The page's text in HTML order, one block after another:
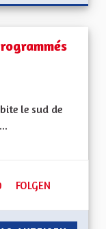
le sud de
50 FOLLOWER
FOLGEN
DEUX MAISONS